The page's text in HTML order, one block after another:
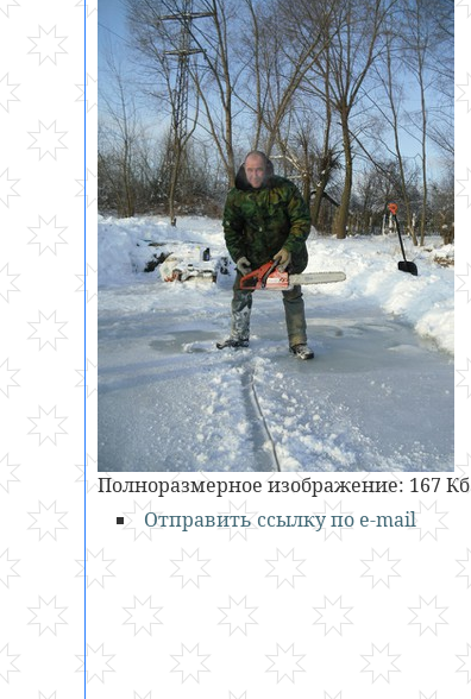
Полноразмерное изображение: 167 Кб
Отправить ссылку по e-mail